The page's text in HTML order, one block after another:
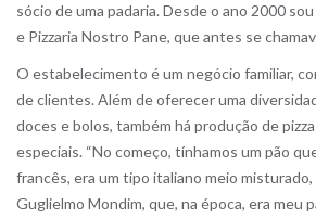
sócio de uma padaria. Desde o ano 2000
e Pizzaria Nostro Pane, que antes se
O estabelecimento é um negócio familiar,
de clientes. Além de oferecer uma
doces e bolos, também há produção de
especiais. “No começo, tínhamos um pão
francês, era um tipo italiano meio
Guglielmo Mondim, que, na época, era meu